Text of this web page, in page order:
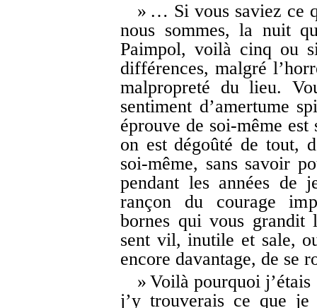
» … Si vous saviez ce
nous sommes, la nuit
Paimpol, voilà cinq ou
différences, malgré
malpropreté du lieu.
sentiment d’amertume
éprouve de soi-même est
on est dégoûté de tout,
soi-même, sans savoir
pendant les années de
rançon du courage
bornes qui vous grandit
sent vil, inutile et sale,
encore davantage, de se
» Voilà pourquoi j’étais
j’y trouverais ce que